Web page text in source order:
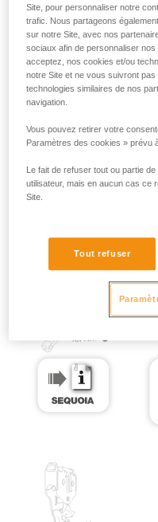
Site, pour personnaliser notre
trafic. Nous partageons
sur notre Site, avec nos
sociaux afin de personnaliser
acceptez, nos cookies et/ou
notre Site et ne vous suivront
technologies similaires de nos
navigation.
Vous pouvez retirer votre
Paramètres des cookies » prévu
Le fait de refuser tout ou partie
utilisateur, mais en aucun cas ce
Site.
Tout refuser